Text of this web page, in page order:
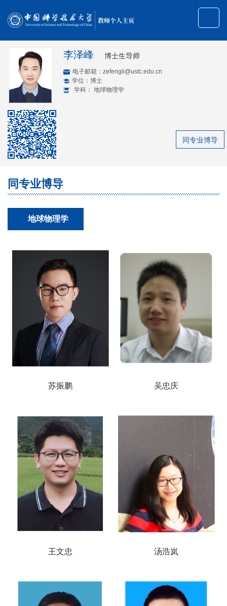
教师个人主页
李泽峰 博士生导师
电子邮箱： zefengli@ustc.edu.cn
学位：博士
学科： 地球物理学
同专业博导
同专业博导
地球物理学
苏振鹏 吴忠庆
王文忠 汤浩岚